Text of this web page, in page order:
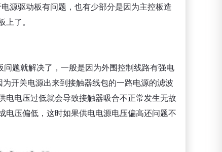
源驱动板有问题，也有少部分是因为主控板造
了。
问题就解决了，一般是因为外围控制线路有强电
开关电源出来到接触器线包的一路电源的滤波
电压过低就会导致接触器吸合不正常发生无故
压偏低，这时如果供电电源电压偏高还问题不